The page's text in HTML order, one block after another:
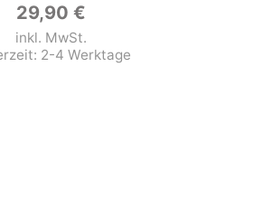
29,90 €
inkl. MwSt.
2-4 Werktage